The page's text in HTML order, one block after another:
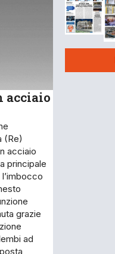
acciaio
(Re)
acciaio
principale
grazie
ad